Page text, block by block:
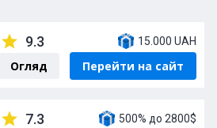
9.3 15.000 UAH
Огляд Перейти на сайт
7.3 500% до 2800$